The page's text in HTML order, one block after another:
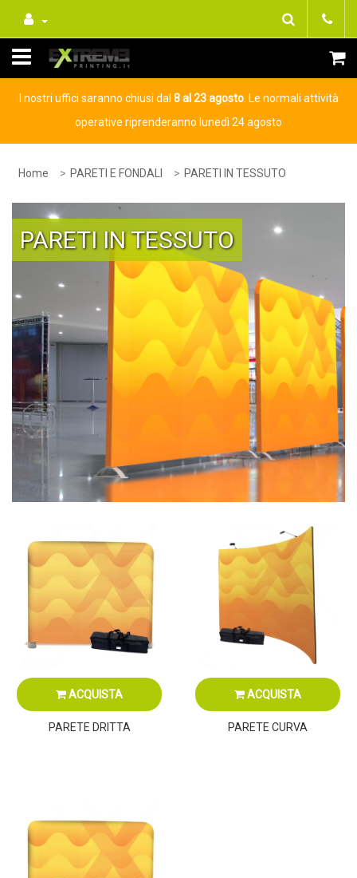
I nostri uffici saranno chiusi dal 8 al 23 agosto. Le normali attività
operative riprenderanno lunedì 24 agosto
Home PARETI E FONDALI PARETI IN TESSUTO
PARETI IN TESSUTO
ACQUISTA
PARETE DRITTA
ACQUISTA
PARETE CURVA